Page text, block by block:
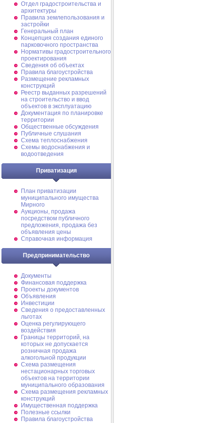
Отдел градостроительства и
архитектуры
Правила землепользования и
застройки
Генеральный план
Концепция создания единого
парковочного пространства
Нормативы градостроительного
проектирования
Сведения об объектах
Правила благоустройства
Размещение рекламных
конструкций
Реестр выданных разрешений
на строительство и ввод
объектов в эксплуатацию
Документация по планировке
территории
Общественные обсуждения
Публичные слушания
Схема теплоснабжения
Схемы водоснабжения и
водоотведения
Приватизация
План приватизации
муниципального имущества
Мирного
Аукционы, продажа
посредством публичного
предложения, продажа без
объявления цены
Справочная информация
Предпринимательство
Документы
Финансовая поддержка
Проекты документов
Объявления
Инвестиции
Сведения о предоставленных
льготах
Оценка регулирующего
воздействия
Границы территорий, на
которых не допускается
розничная продажа
алкогольной продукции
Схема размещения
нестационарных торговых
объектов на территории
муниципального образования
Схема размещения рекламных
конструкций
Имущественная поддержка
Полезные ссылки
Правила благоустройства